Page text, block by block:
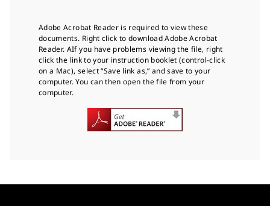
Adobe Acrobat Reader is required to view these
documents. Right click to download Adobe Acrobat
Reader. AIf you have problems viewing the file, right
click the link to your instruction booklet (control-click
on a Mac), select “Save link as,” and save to your
computer. You can then open the file from your
computer.